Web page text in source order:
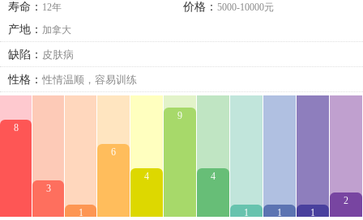
寿命： 12年 价格：5000-10000元
产地： 加拿大
缺陷： 皮肤病
性格： 性情温顺，容易训练
8
3
1
6
4
9
4
1 1 1
2